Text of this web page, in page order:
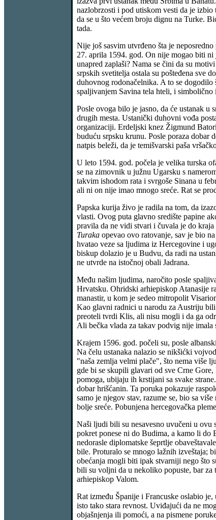
nazlobrzosti i pod utiskom vesti da je
da se u što većem broju dignu na Turke.
tada.
Nije još sasvim utvrđeno šta je
27. aprila 1594. god. On nije mogao biti
unapred zaplaši? Nama se čini da su
srpskih svetitelja ostala su pošteđena sve
duhovnog rodonačelnika. A to se
spaljivanjem Savina tela hteli, i simbolično
Posle ovoga bilo je jasno, da će ustanak
drugih mesta. Ustanički duhovni vođa
organizaciji. Erdeljski knez Žigmund
buduću srpsku krunu. Posle poraza dobar
natpis beleži, da je temišvarski paša
U leto 1594. god. počela je velika turska
se na zimovnik u južnu Ugarsku s
takvim ishodom rata i svrgoše Sinana u
ali ni on nije imao mnogo sreće. Rat se
Papska kurija živo je radila na tom, da
vlasti. Ovog puta glavno središte papine
pravila da ne vidi stvari i čuvala je do
Turaka opevao ovo ratovanje, sav je bio
hvatao veze sa ljudima iz Hercegovine i
biskup dolazio je u Budvu, da radi na
ne utvrde na istočnoj obali Jadrana.
Među našim ljudima, naročito posle
Hrvatsku. Ohridski arhiepiskop Atanasije
manastir, u kom je sedeo mitropolit
Kao glavni radnici u narodu za Austriju
preoteli tvrdi Klis, ali nisu mogli i da ga
Ali bečka vlada za takav podvig nije imala
Krajem 1596. god. počeli su, posle
Na čelu ustanaka nalazio se nikšićki
"naša zemlja velmi plače", što nema više
gde bi se skupili glavari od sve Crne
pomoga, ubijaju ih krstijani sa svake
dobar hrišćanin. Ta poruka pokazuje
samo je njegov stav, razume se, bio sa
bolje sreće. Pobunjena hercegovačka
Naši ljudi bili su nesavesno uvučeni u ovu
pokret ponese ni do Budima, a kamo li do
nedorasle diplomatske šeprtlje
bile. Proturalo se mnogo lažnih izveštaja;
obećanja mogli biti ipak stvarniji nego što
bili su voljni da u nekoliko popuste, bar za
arhiepiskop Valom.
Rat između Španije i Francuske oslabio
isto tako stara revnost. Uviđajući da ne
objašnjenja ili pomoći, a na pismene